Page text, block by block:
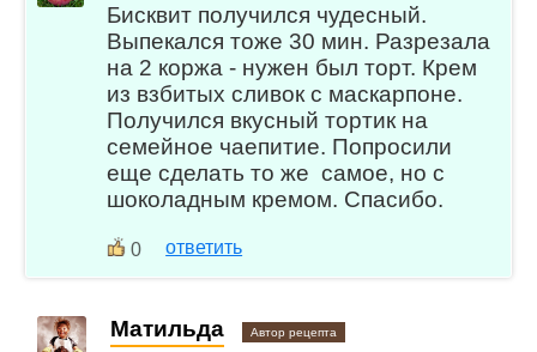
Бисквит получился чудесный.
Выпекался тоже 30 мин. Разрезала
на 2 коржа - нужен был торт. Крем
из взбитых сливок с маскарпоне.
Получился вкусный тортик на
семейное чаепитие. Попросили
еще сделать то же самое, но с
шоколадным кремом. Спасибо.
0 ответить
Матильда Автор рецепта